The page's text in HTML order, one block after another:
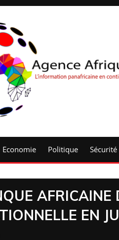
Economie Politique Sécurité
AFRICAINE
EN